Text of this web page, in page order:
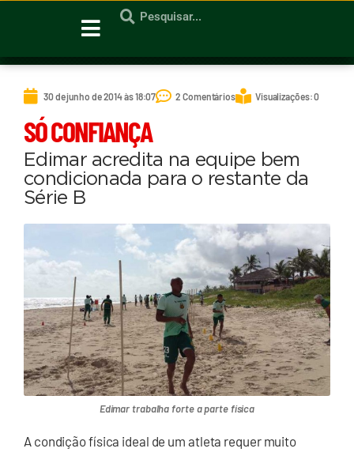
30 de junho de 2014 às 18:07 2 Comentários Visualizações: 0
SÓ CONFIANÇA
Edimar acredita na equipe bem
condicionada para o restante da
Série B
Edimar trabalha forte a parte física
A condição física ideal de um atleta requer muito